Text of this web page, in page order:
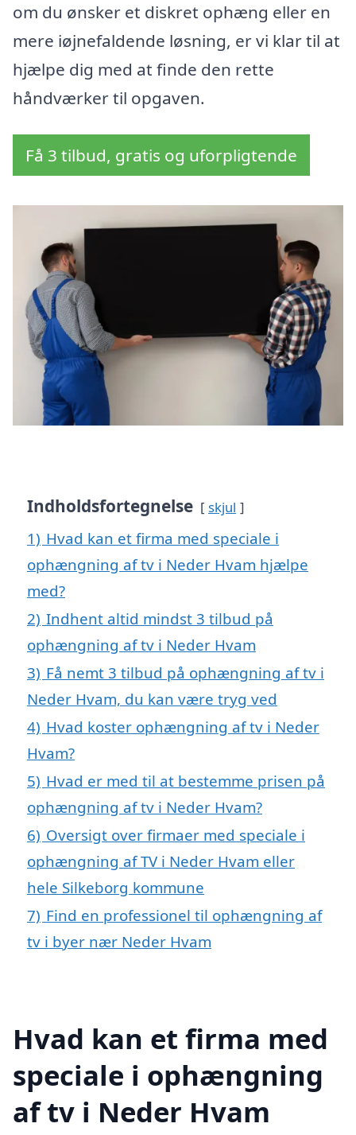
om du ønsker et diskret ophæng eller en
mere iøjnefaldende løsning, er vi klar til at
hjælpe dig med at finde den rette
håndværker til opgaven.
Få 3 tilbud, gratis og uforpligtende
Indholdsfortegnelse skjul
1) Hvad kan et firma med speciale i
ophængning af tv i Neder Hvam hjælpe
med?
2) Indhent altid mindst 3 tilbud på
ophængning af tv i Neder Hvam
3) Få nemt 3 tilbud på ophængning af tv i
Neder Hvam, du kan være tryg ved
4) Hvad koster ophængning af tv i Neder
Hvam?
5) Hvad er med til at bestemme prisen på
ophængning af tv i Neder Hvam?
6) Oversigt over firmaer med speciale i
ophængning af TV i Neder Hvam eller
hele Silkeborg kommune
7) Find en professionel til ophængning af
tv i byer nær Neder Hvam
Hvad kan et firma med
speciale i ophængning
af tv i Neder Hvam